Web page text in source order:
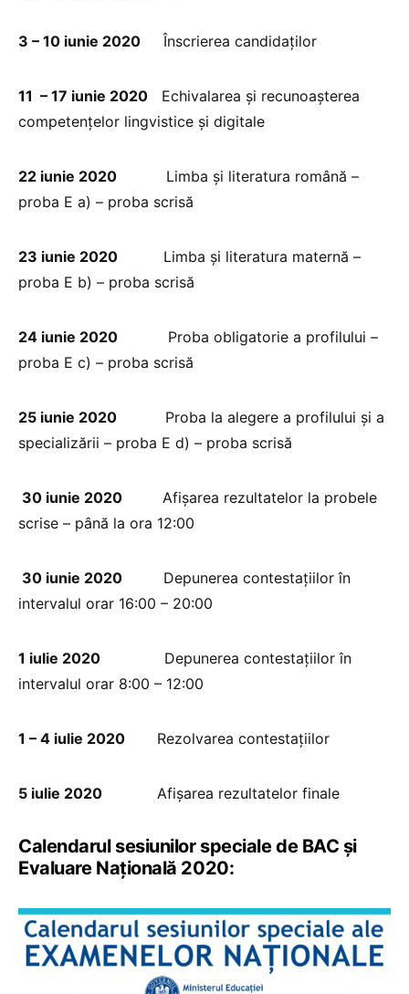
3 – 10 iunie 2020 Înscrierea candidaților
11 – 17 iunie 2020 Echivalarea și recunoașterea
competențelor lingvistice și digitale
22 iunie 2020
Limba și literatura română –
proba E a) – proba scrisă
23 iunie 2020 Limba și literatura maternă –
proba E b) – proba scrisă
24 iunie 2020 Proba obligatorie a profilului –
proba E c) – proba scrisă
25 iunie 2020
Proba la alegere a profilului și a
specializării – proba E d) – proba scrisă
30 iunie 2020
Afișarea rezultatelor la probele
scrise – până la ora 12:00
30 iunie 2020 Depunerea contestațiilor în
intervalul orar 16:00 – 20:00
1 iulie 2020 Depunerea contestațiilor în
intervalul orar 8:00 – 12:00
1 – 4 iulie 2020 Rezolvarea contestațiilor
5 iulie 2020 Afișarea rezultatelor finale
Calendarul sesiunilor speciale de BAC și
Evaluare Națională 2020: